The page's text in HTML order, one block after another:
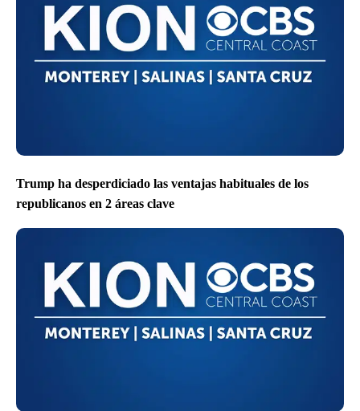
Trump ha desperdiciado las ventajas habituales de los
republicanos en 2 áreas clave